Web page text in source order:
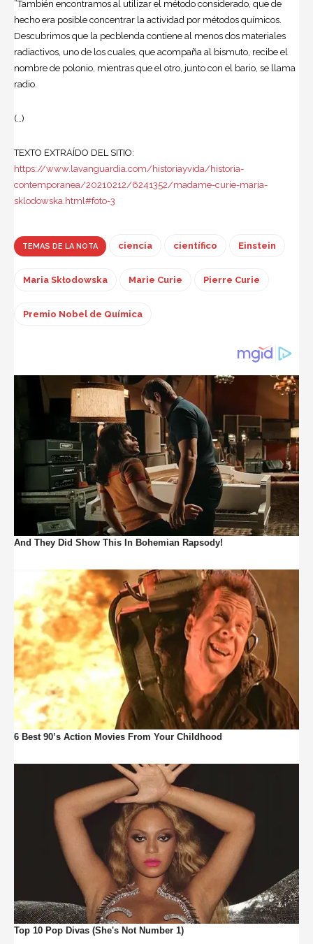
”También encontramos al utilizar el método considerado, que de
hecho era posible concentrar la actividad por métodos químicos.
Descubrimos que la pecblenda contiene al menos dos materiales
radiactivos, uno de los cuales, que acompaña al bismuto, recibe el
nombre de polonio, mientras que el otro, junto con el bario, se llama
radio.
(…)
TEXTO EXTRAÍDO DEL SITIO:
https://www.lavanguardia.com/historiayvida/historia-
contemporanea/20210212/6241352/madame-curie-maria-
sklodowska.html#foto-3
TEMAS DE LA NOTA ciencia científico Einstein
Maria Skłodowska Marie Curie Pierre Curie
Premio Nobel de Química